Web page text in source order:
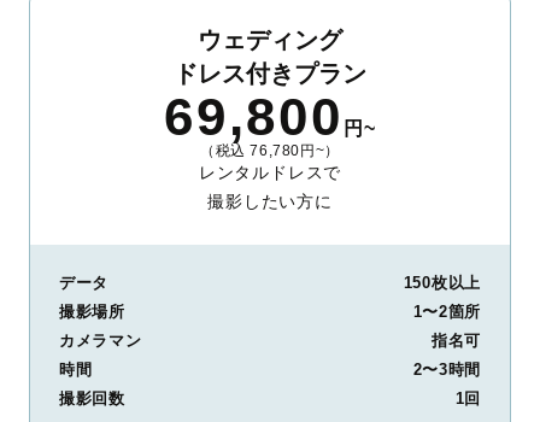
ウェディング
ドレス付きプラン
69,800 円~
（税込 76,780円~）
レンタルドレスで
撮影したい方に
データ
150枚以上
撮影場所
1〜2箇所
カメラマン
指名可
時間
2〜3時間
撮影回数
1回